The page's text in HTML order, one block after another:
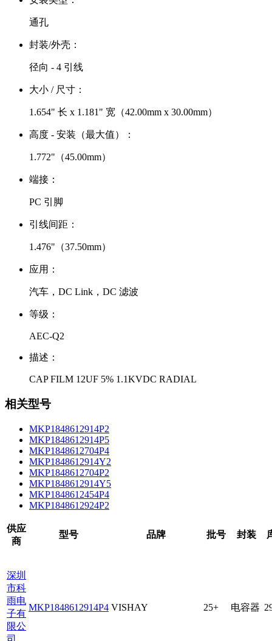
通孔
封装/外壳：
径向 - 4 引线
大小 / 尺寸：
1.654" 长 x 1.181" 宽（42.00mm x 30.00mm）
高度 - 安装（最大值）：
1.772"（45.00mm）
端接：
PC 引脚
引线间距：
1.476"（37.50mm）
应用：
汽车，DC Link，DC 滤波
等级：
AEC-Q2
描述：
CAP FILM 12UF 5% 1.1KVDC RADIAL
相关型号
MKP1848612914P2
MKP1848612914P5
MKP1848612704P4
MKP1848612914Y2
MKP1848612704P2
MKP1848612914Y5
MKP1848612454P4
MKP1848612924P2
供应
商
型号 品牌 批号 封装
深圳
市科
雨电
子有
限公
司
MKP1848612914P4 VISHAY 25+ 电容器